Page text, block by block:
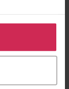
til å
kan også
ved å klikke